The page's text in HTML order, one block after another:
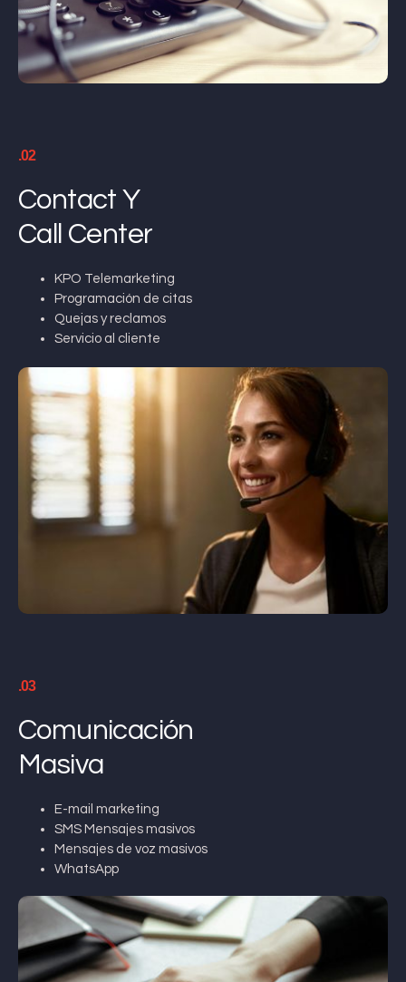
.02
Contact Y
Call Center
KPO Telemarketing
Programación de citas
Quejas y reclamos
Servicio al cliente
.03
Comunicación
Masiva
E-mail marketing
SMS Mensajes masivos
Mensajes de voz masivos
WhatsApp